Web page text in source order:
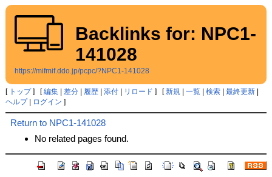
Backlinks for: NPC1-
141028
https://mifmif.ddo.jp/pcpc/?NPC1-141028
[ トップ] [編集| 差分| 履歴| 添付| リロード ] [新規| 一覧| 検索| 最終更新|
ヘルプ| ログイン ]
Return to NPC1-141028
No related pages found.